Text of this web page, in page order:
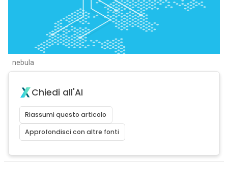
nebula
Chiedi all'AI
Riassumi questo articolo
Approfondisci con altre fonti